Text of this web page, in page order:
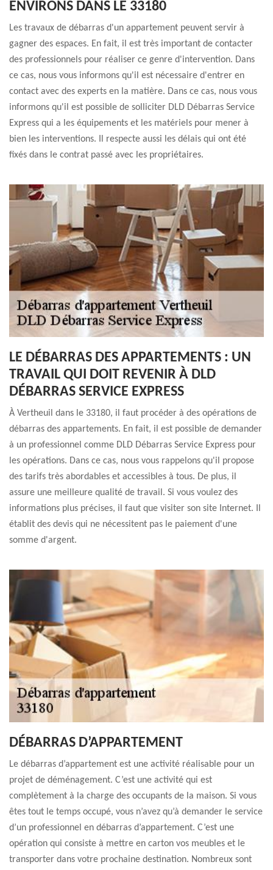
ENVIRONS DANS LE 33180
Les travaux de débarras d'un appartement peuvent servir à
gagner des espaces. En fait, il est très important de contacter
des professionnels pour réaliser ce genre d'intervention. Dans
ce cas, nous vous informons qu'il est nécessaire d'entrer en
contact avec des experts en la matière. Dans ce cas, nous vous
informons qu'il est possible de solliciter DLD Débarras Service
Express qui a les équipements et les matériels pour mener à
bien les interventions. Il respecte aussi les délais qui ont été
fixés dans le contrat passé avec les propriétaires.
LE DÉBARRAS DES APPARTEMENTS : UN
TRAVAIL QUI DOIT REVENIR À DLD
DÉBARRAS SERVICE EXPRESS
À Vertheuil dans le 33180, il faut procéder à des opérations de
débarras des appartements. En fait, il est possible de demander
à un professionnel comme DLD Débarras Service Express pour
les opérations. Dans ce cas, nous vous rappelons qu'il propose
des tarifs très abordables et accessibles à tous. De plus, il
assure une meilleure qualité de travail. Si vous voulez des
informations plus précises, il faut que visiter son site Internet. Il
établit des devis qui ne nécessitent pas le paiement d'une
somme d'argent.
DÉBARRAS D’APPARTEMENT
Le débarras d’appartement est une activité réalisable pour un
projet de déménagement. C’est une activité qui est
complètement à la charge des occupants de la maison. Si vous
êtes tout le temps occupé, vous n’avez qu’à demander le service
d’un professionnel en débarras d’appartement. C’est une
opération qui consiste à mettre en carton vos meubles et le
transporter dans votre prochaine destination. Nombreux sont